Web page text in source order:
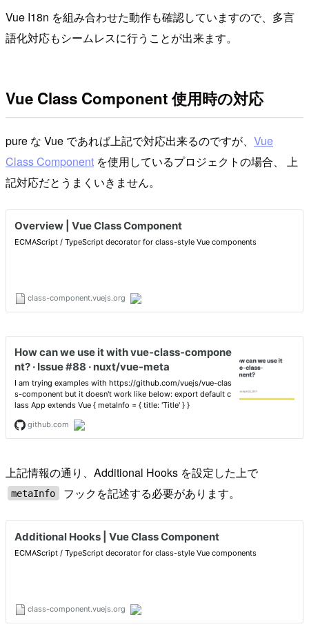
Vue I18n を組み合わせた動作も確認していますので、多言
語化対応もシームレスに行うことが出来ます。
Vue Class Component 使用時の対応
pure な Vue であれば上記で対応出来るのですが、 Vue
Class Component を使用しているプロジェクトの場合、 上
記対応だとうまくいきません。
上記情報の通り、Additional Hooks を設定した上で
metaInfo フックを記述する必要があります。